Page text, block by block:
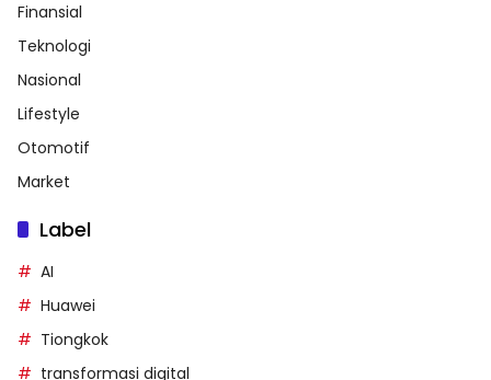
Finansial
Teknologi
Nasional
Lifestyle
Otomotif
Market
Label
AI
Huawei
Tiongkok
transformasi digital